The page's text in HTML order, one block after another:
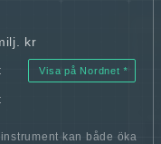
kr
Visa på Nordnet
kan både öka